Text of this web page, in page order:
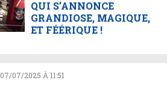
QUI S’ANNONCE
GRANDIOSE, MAGIQUE,
ET FÉÉRIQUE !
07/07/2025 À 11:51